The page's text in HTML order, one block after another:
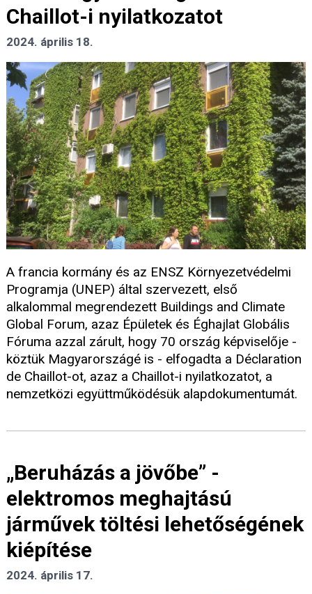
Chaillot-i nyilatkozatot
2024. április 18.
A francia kormány és az ENSZ Környezetvédelmi
Programja (UNEP) által szervezett, első
alkalommal megrendezett Buildings and Climate
Global Forum, azaz Épületek és Éghajlat Globális
Fóruma azzal zárult, hogy 70 ország képviselője -
köztük Magyarországé is - elfogadta a Déclaration
de Chaillot-ot, azaz a Chaillot-i nyilatkozatot, a
nemzetközi együttműködésük alapdokumentumát.
„Beruházás a jövőbe” -
elektromos meghajtású
járművek töltési lehetőségének
kiépítése
2024. április 17.